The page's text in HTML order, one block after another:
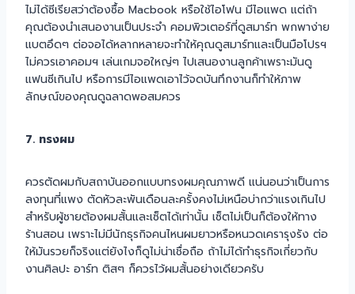
ไม่ได้ซีเรียสว่าต้องซื้อ Macbook หรือใช้ไอโฟน มีไอแพด แต่ถ้า
คุณต้องนำเสนองานเป็นประจำ คอมพิวเตอร์ที่ดูสมาร์ท พกพาง่าย
แบตอึดๆ ต่อจอได้หลากหลายจะทำให้คุณดูสมาร์ทและเป็นมือโปรฯ
ไม่ควรเอาคอมฯ เล่นเกมจอใหญ่ๆ ไปเสนองานลูกค้าเพราะมันดู
แฟนซีเกินไป หรือการมีไอแพดเอาไว้จดบันทึกงานก็ทำให้ภาพ
ลักษณ์ของคุณดูฉลาดพอสมควร
7. ทรงผม
ควรตัดผมกับสถาบันออกแบบทรงผมคุณภาพดี แน่นอนว่าเป็นการ
ลงทุนที่แพง ตัดหัวละพันเดือนละครั้งคงไม่เหนือบ่ากว่าแรงเกินไป
สำหรับผู้ชายต้องผมสั้นและเซ็ตได้เท่านั้น เซ็ตไม่เป็นก็ต้องให้ทาง
ร้านสอน เพราะไม่มีนักธุรกิจคนไหนผมยาวหรือหนวดเครารุงรัง ต่อ
ให้มันรวยก็จริงแต่ยังไงก็ดูไม่น่าเชื่อถือ ถ้าไม่ได้ทำธุรกิจเกี่ยวกับ
งานศิลปะ อาร์ท ติสๆ ก็ควรไว้ผมสั้นอย่างเดียวครับ